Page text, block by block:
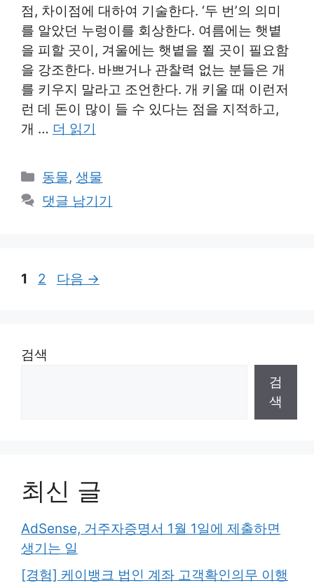
점, 차이점에 대하여 기술한다. ‘두 번’의 의미
를 알았던 누렁이를 회상한다. 여름에는 햇볕
을 피할 곳이, 겨울에는 햇볕을 쬘 곳이 필요함
을 강조한다. 바쁘거나 관찰력 없는 분들은 개
를 키우지 말라고 조언한다. 개 키울 때 이런저
런 데 돈이 많이 들 수 있다는 점을 지적하고,
개 … 더 읽기
카
테
동물,생물
댓글 남기기
페
1
페
2 다음 →
검색
검
색
최신 글
AdSense, 거주자증명서 1월 1일에 제출하면
생기는 일
[경험] 케이뱅크 법인 계좌 고객확인의무 이행